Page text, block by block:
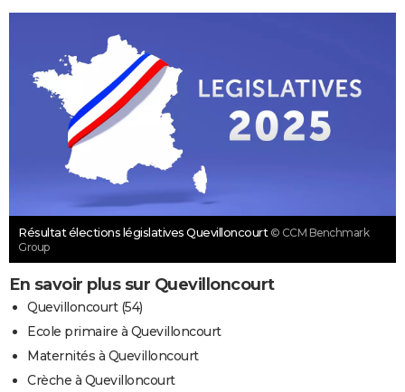
Résultat élections législatives Quevilloncourt © CCM Benchmark
Group
En savoir plus sur Quevilloncourt
Quevilloncourt (54)
Ecole primaire à Quevilloncourt
Maternités à Quevilloncourt
Crèche à Quevilloncourt